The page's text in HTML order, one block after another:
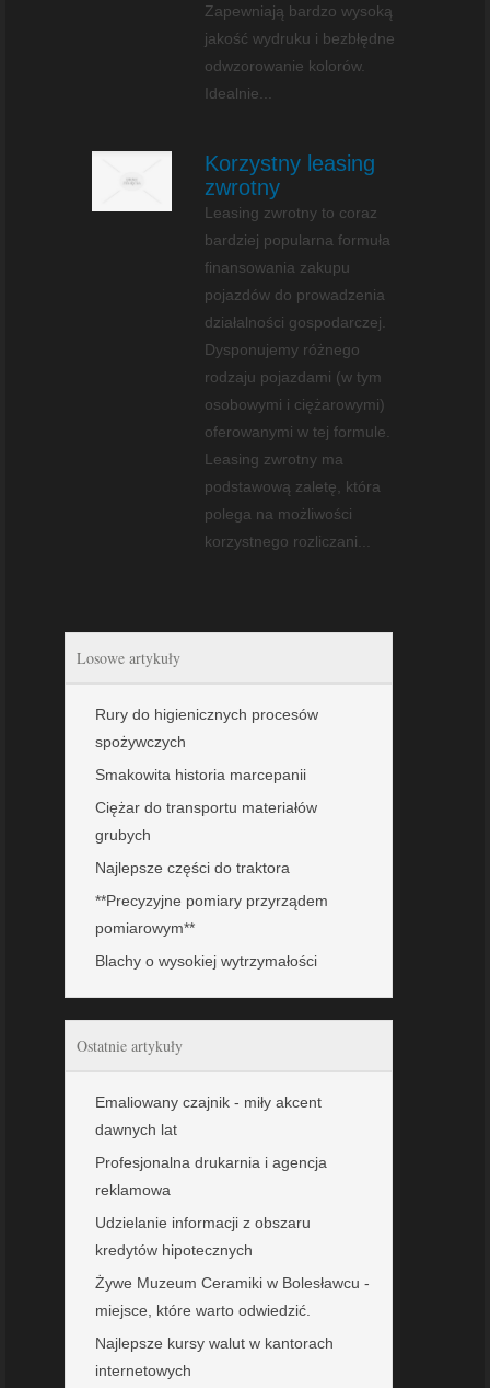
Zapewniają bardzo wysoką
jakość wydruku i bezbłędne
odwzorowanie kolorów.
Idealnie...
Korzystny leasing
zwrotny
Leasing zwrotny to coraz
bardziej popularna formuła
finansowania zakupu
pojazdów do prowadzenia
działalności gospodarczej.
Dysponujemy różnego
rodzaju pojazdami (w tym
osobowymi i ciężarowymi)
oferowanymi w tej formule.
Leasing zwrotny ma
podstawową zaletę, która
polega na możliwości
korzystnego rozliczani...
Losowe artykuły
Rury do higienicznych procesów
spożywczych
Smakowita historia marcepanii
Ciężar do transportu materiałów
grubych
Najlepsze części do traktora
**Precyzyjne pomiary przyrządem
pomiarowym**
Blachy o wysokiej wytrzymałości
Ostatnie artykuły
Emaliowany czajnik - miły akcent
dawnych lat
Profesjonalna drukarnia i agencja
reklamowa
Udzielanie informacji z obszaru
kredytów hipotecznych
Żywe Muzeum Ceramiki w Bolesławcu -
miejsce, które warto odwiedzić.
Najlepsze kursy walut w kantorach
internetowych